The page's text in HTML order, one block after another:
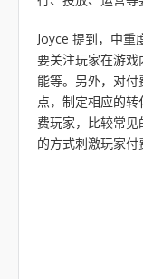
Joyce 提到，中重
要关注玩家在游
能等。另外，对
点，制定相应的
费玩家，比较常
的方式刺激玩家付